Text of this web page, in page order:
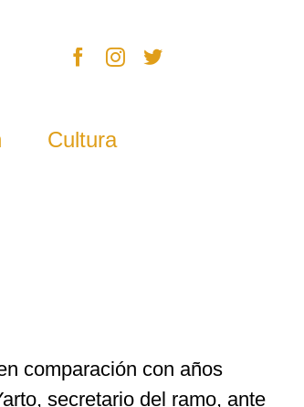
Cultura
comparación con años
secretario del ramo, ante